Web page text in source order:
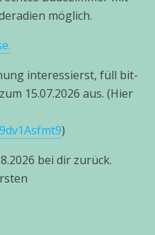
mög­lich.
inter­es­sierst, füll bit­
15.07.2026 aus. (Hier
)
bei dir zurück.